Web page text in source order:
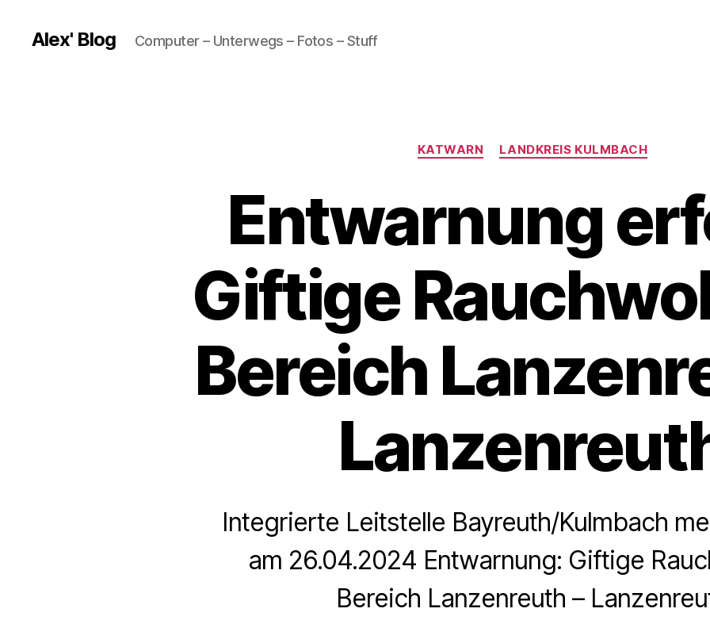
Alex' Blog Computer – Unterwegs – Fotos – Stuff
Kategorien
KATWARN LANDKREIS KULMBACH
Entwarnung
Giftige
Bereich
Integrierte Leitstelle Bayreuth/Kulmbach
am 26.04.2024 Entwarnung: Giftige
Bereich Lanzenreuth –